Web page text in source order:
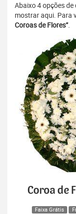
Abaixo 4 opções
mostrar aqui. Para
Coroas de Flores”.
Coroa de
Faixa Grátis